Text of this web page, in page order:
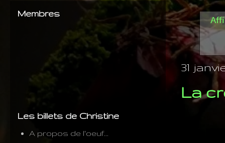
31
La
Membres
Les billets de Christine
A propos de l'oeuf...